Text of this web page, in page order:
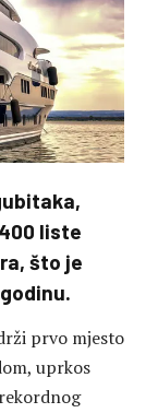
liste
što je
prvo mjesto
uprkos